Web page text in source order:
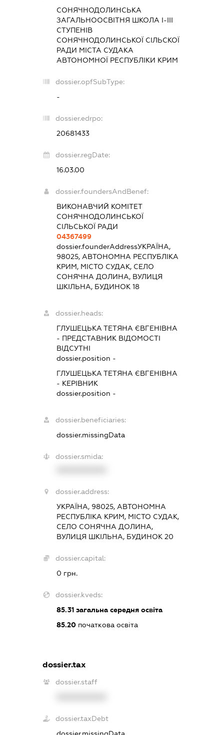
СОНЯЧНОДОЛИНСЬКА
ЗАГАЛЬНООСВІТНЯ ШКОЛА І-ІІІ
СТУПЕНІВ
СОНЯЧНОДОЛИНСЬКОЇ СІЛЬСКОЇ
РАДИ МІСТА СУДАКА
АВТОНОМНОЇ РЕСПУБЛІКИ КРИМ
dossier.opfSubType:
-
dossier.edrpo:
20681433
dossier.regDate:
16.03.00
dossier.foundersAndBenef:
ВИКОНАВЧИЙ КОМІТЕТ
СОНЯЧНОДОЛИНСЬКОЇ
СІЛЬСЬКОЇ РАДИ
04367499
dossier.founderAddressУКРАЇНА,
98025, АВТОНОМНА РЕСПУБЛІКА
КРИМ, МІСТО СУДАК, СЕЛО
СОНЯЧНА ДОЛИНА, ВУЛИЦЯ
ШКІЛЬНА, БУДИНОК 18
dossier.heads:
ГЛУШЕЦЬКА ТЕТЯНА ЄВГЕНІВНА
- ПРЕДСТАВНИК ВІДОМОСТІ
ВІДСУТНІ
dossier.position -
ГЛУШЕЦЬКА ТЕТЯНА ЄВГЕНІВНА
- КЕРІВНИК
dossier.position -
dossier.beneficiaries:
dossier.missingData
dossier.smida:
dossier.address:
УКРАЇНА, 98025, АВТОНОМНА
РЕСПУБЛІКА КРИМ, МІСТО СУДАК,
СЕЛО СОНЯЧНА ДОЛИНА,
ВУЛИЦЯ ШКІЛЬНА, БУДИНОК 20
dossier.capital:
0 грн.
dossier.kveds:
85.31 загальна середня освіта
85.20 початкова освіта
dossier.tax
dossier.staff
dossier.taxDebt
dossier.missingData